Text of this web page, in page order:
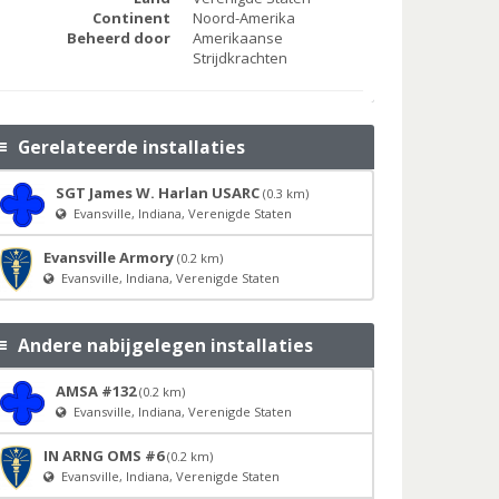
Continent
Noord-Amerika
Beheerd door
Amerikaanse
Strijdkrachten
Gerelateerde installaties
SGT James W. Harlan USARC (0.3 km)
Evansville, Indiana, Verenigde Staten
Evansville Armory (0.2 km)
Evansville, Indiana, Verenigde Staten
Andere nabijgelegen installaties
AMSA #132 (0.2 km)
Evansville, Indiana, Verenigde Staten
IN ARNG OMS #6 (0.2 km)
Evansville, Indiana, Verenigde Staten